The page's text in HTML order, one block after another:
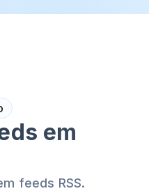
em
feeds RSS.